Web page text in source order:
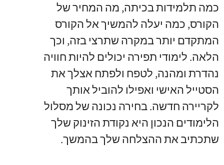
כמה תלמידות בכיתה, מה המחיר של
הקורס, כמה יעלה להמשיך אל הקורס
המתקדם יותר במקרה שתרצי בזה, וכך
הלאה. לימודי תפירה יכולים להיות חוויה
נהדרת ומהנה, לטפח ולפתח אצלך את
הסטייל האישי ואפילו להוביל אותך
לקריירה חדשה. בחירה נכונה של מסלול
הלימודים הנכון היא נקודת הזינוק שלך
שתכתיב את ההצלחה שלך בהמשך.